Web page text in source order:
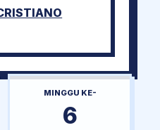
MINGGU KE-
6